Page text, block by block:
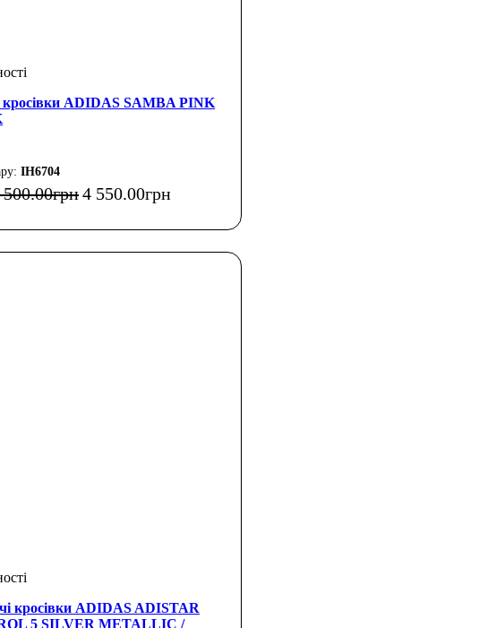
кросівки ADIDAS SAMBA PINK
IH6704
500.00грн4 550.00грн
кросівки ADIDAS ADISTAR
5 SILVER METALLIC /